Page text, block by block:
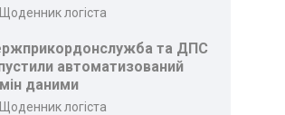
Щоденник логіста
та ДПС
автоматизований
даними
Щоденник логіста